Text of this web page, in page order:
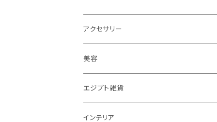
アクセサリー
ピアス
ネックレス
指輪
美容
エジプシャンオイル
エジプト雑貨
エミーズソープ
インテリア